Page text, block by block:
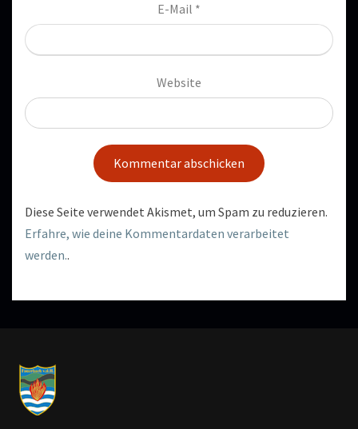
E-Mail *
Website
Diese Seite verwendet Akismet, um Spam zu reduzieren.
Erfahre, wie deine Kommentardaten verarbeitet
werden..